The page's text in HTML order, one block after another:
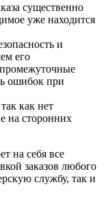
существенно
уже находится
и
его
промежуточные
ошибок при
как нет
на сторонних
на себя все
заказов любого
службу, так и